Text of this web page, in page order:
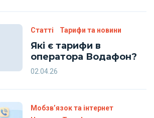
Статті Тарифи та новини
Які є тарифи в
оператора Водафон?
02.04.26
Мобзв’язок та інтернет